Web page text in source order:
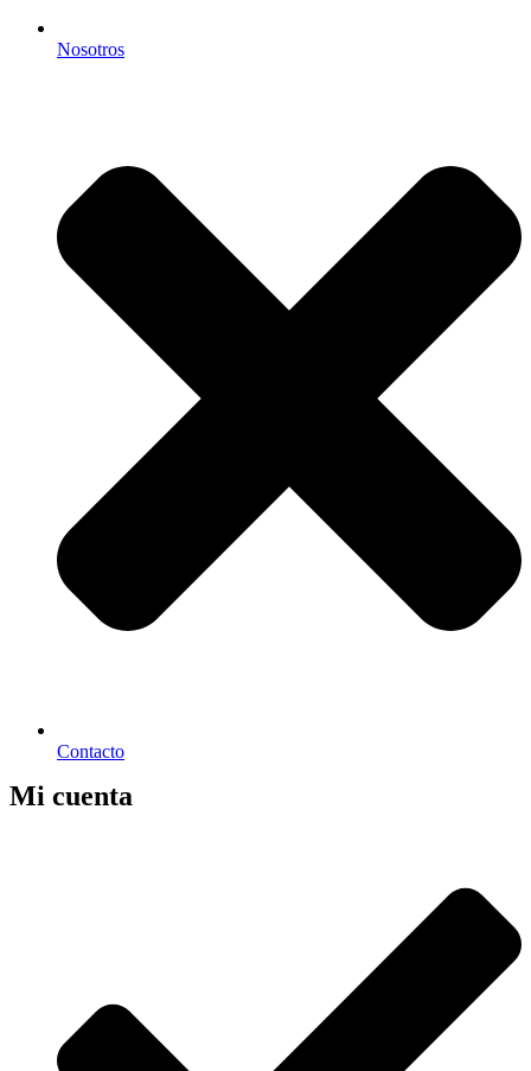
Nosotros
Contacto
Mi cuenta